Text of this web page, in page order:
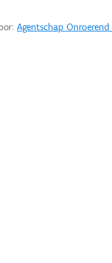
Agentschap Onroerend